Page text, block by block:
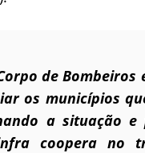
de
os municípios
a situação
coopera no